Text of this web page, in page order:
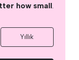
how small.
Yıllık